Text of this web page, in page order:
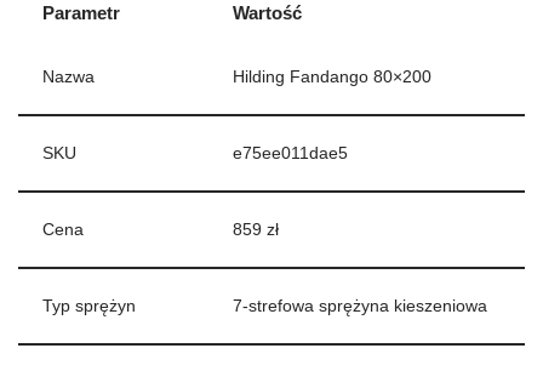
Parametr Wartość
Nazwa Hilding Fandango 80×200
SKU e75ee011dae5
Cena 859 zł
Typ sprężyn 7-strefowa sprężyna kieszeniowa